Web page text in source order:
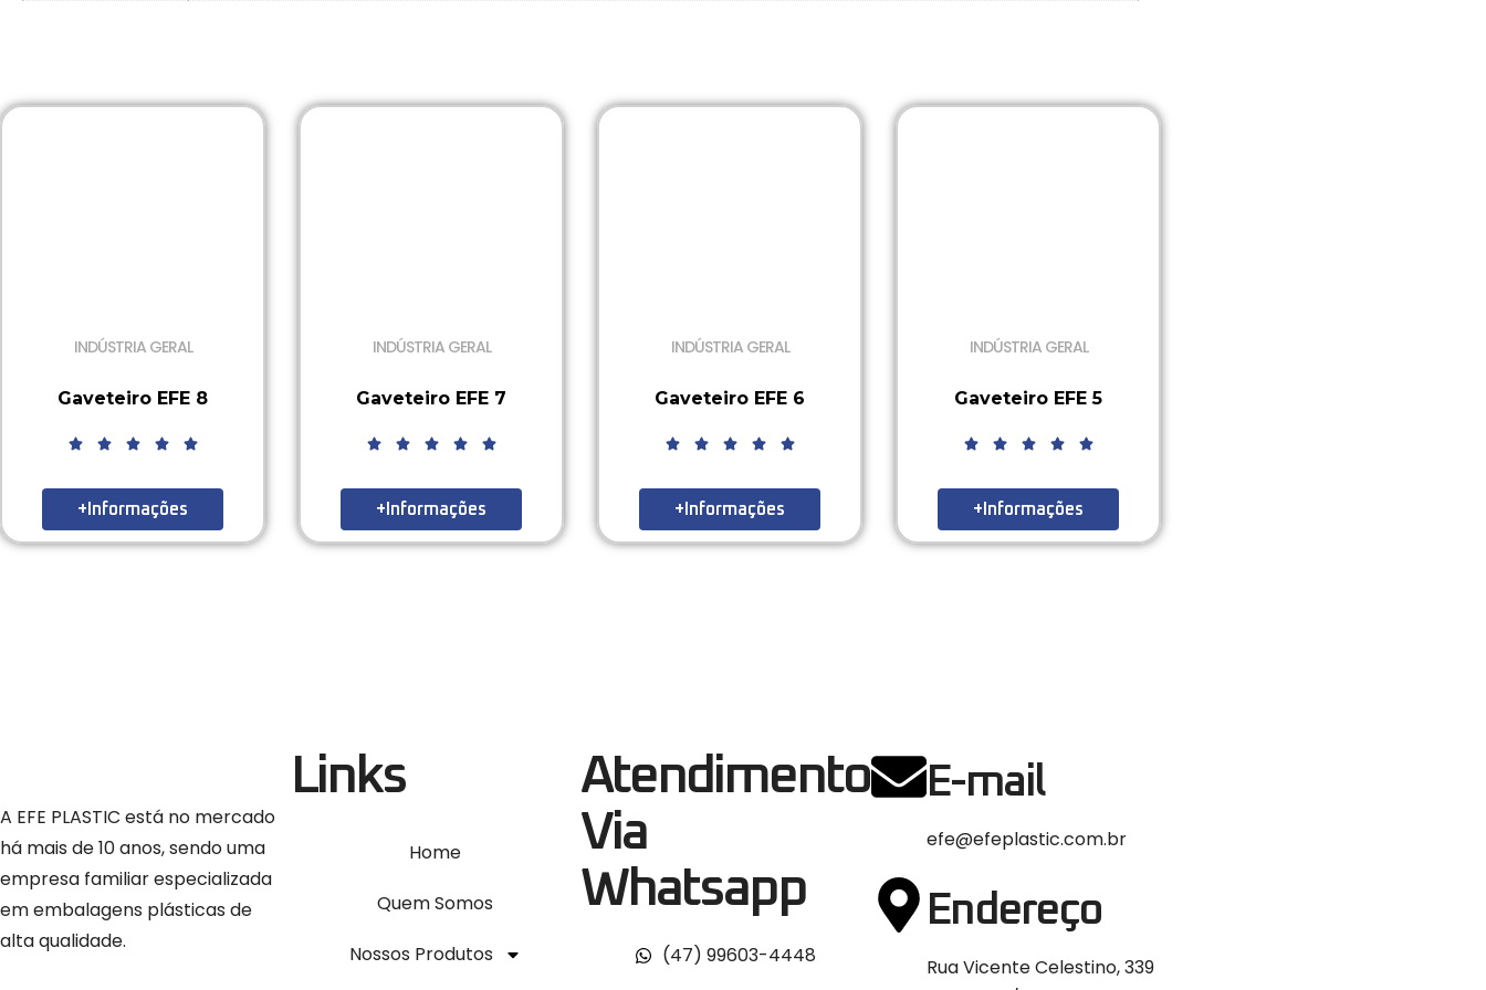
INDÚSTRIA GERAL
Gaveteiro EFE 8
+Informações
INDÚSTRIA GERAL
Gaveteiro EFE 7
+Informações
INDÚSTRIA GERAL
Gaveteiro EFE 6
+Informações
INDÚSTRIA GERAL
Gaveteiro EFE 5
+Informações
A EFE PLASTIC está no mercado
há mais de 10 anos, sendo uma
empresa familiar especializada
em embalagens plásticas de
alta qualidade.
Links
Home
Quem Somos
Nossos Produtos
Atendimento
Via
Whatsapp
(47) 99603-4448
E-mail
efe@efeplastic.com.br
Endereço
Rua Vicente Celestino, 339